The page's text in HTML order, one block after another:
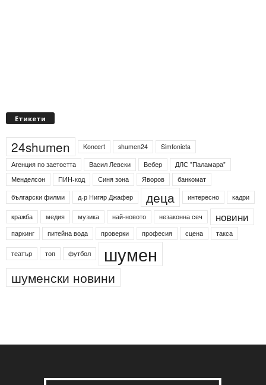
Етикети
24shumen Koncert shumen24
Simfonieta
Агенция по заетостта
Васил Левски Вебер
ДЛС "Паламара"
Менделсон
ПИН-код Синя зона Яворов
банкомат
български филми
д-р Нигяр Джафер деца интересно кадри
кражба медия музика най-новото незаконна сеч новини
паркинг питейна вода проверки професия сцена такса
театър топ футбол шумен
шуменски новини